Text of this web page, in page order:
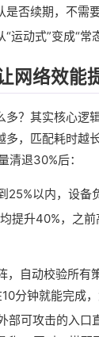
是否续期，不需
运动式”变成“常
网络效能
？其实核心逻
，匹配耗时越
退30%后：
25%以内，设备
提升40%，之
自动校验所有
分钟就能完成，
可攻击的入口